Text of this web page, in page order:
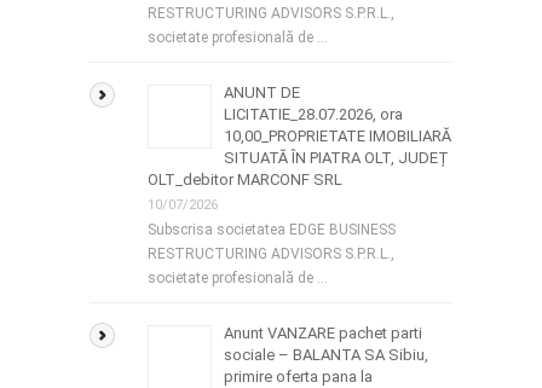
RESTRUCTURING ADVISORS S.P.R.L.,
societate profesională de …
ANUNT DE
LICITATIE_28.07.2026, ora
10,00_PROPRIETATE IMOBILIARĂ
SITUATĂ ÎN PIATRA OLT, JUDEȚ
OLT_debitor MARCONF SRL
10/07/2026
Subscrisa societatea EDGE BUSINESS
RESTRUCTURING ADVISORS S.P.R.L.,
societate profesională de …
Anunt VANZARE pachet parti
sociale – BALANTA SA Sibiu,
primire oferta pana la